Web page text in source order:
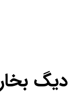
دیگ بخار